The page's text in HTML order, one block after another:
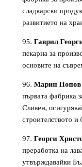
сладкарски
развитието на
Гаврил
пекарна за
основите на
Марин Попов
първата фабрика
Сливен,
строителството и
Георги
преработка на
утвърждавайки